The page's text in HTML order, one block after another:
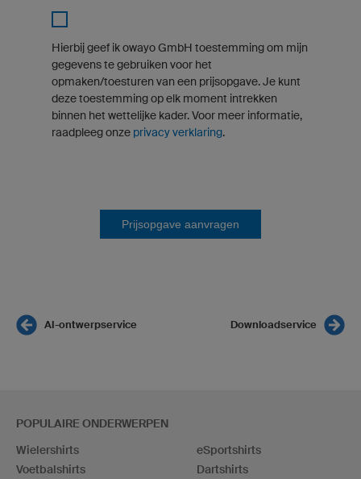
Hierbij geef ik owayo GmbH toestemming om mijn
gegevens te gebruiken voor het
opmaken/toesturen van een prijsopgave. Je kunt
deze toestemming op elk moment intrekken
binnen het wettelijke kader. Voor meer informatie,
raadpleeg onze privacy verklaring.
Prijsopgave aanvragen
AI-ontwerpservice Downloadservice
POPULAIRE ONDERWERPEN
Wielershirts
Voetbalshirts
eSportshirts
Dartshirts